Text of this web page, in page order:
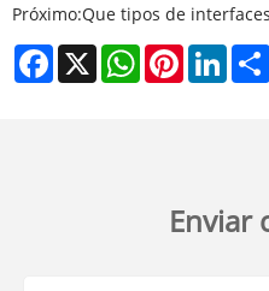
Próximo:Que tipos de
Facebook
X WhatsAppPinterest
Enviar